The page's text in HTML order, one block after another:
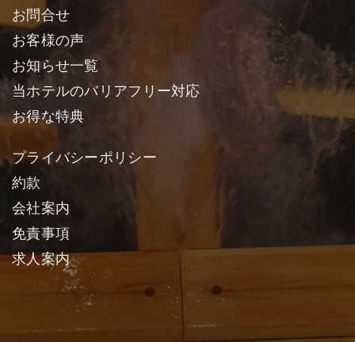
お問合せ
お客様の声
お知らせ一覧
当ホテルのバリアフリー対応
お得な特典
プライバシーポリシー
約款
会社案内
免責事項
求人案内